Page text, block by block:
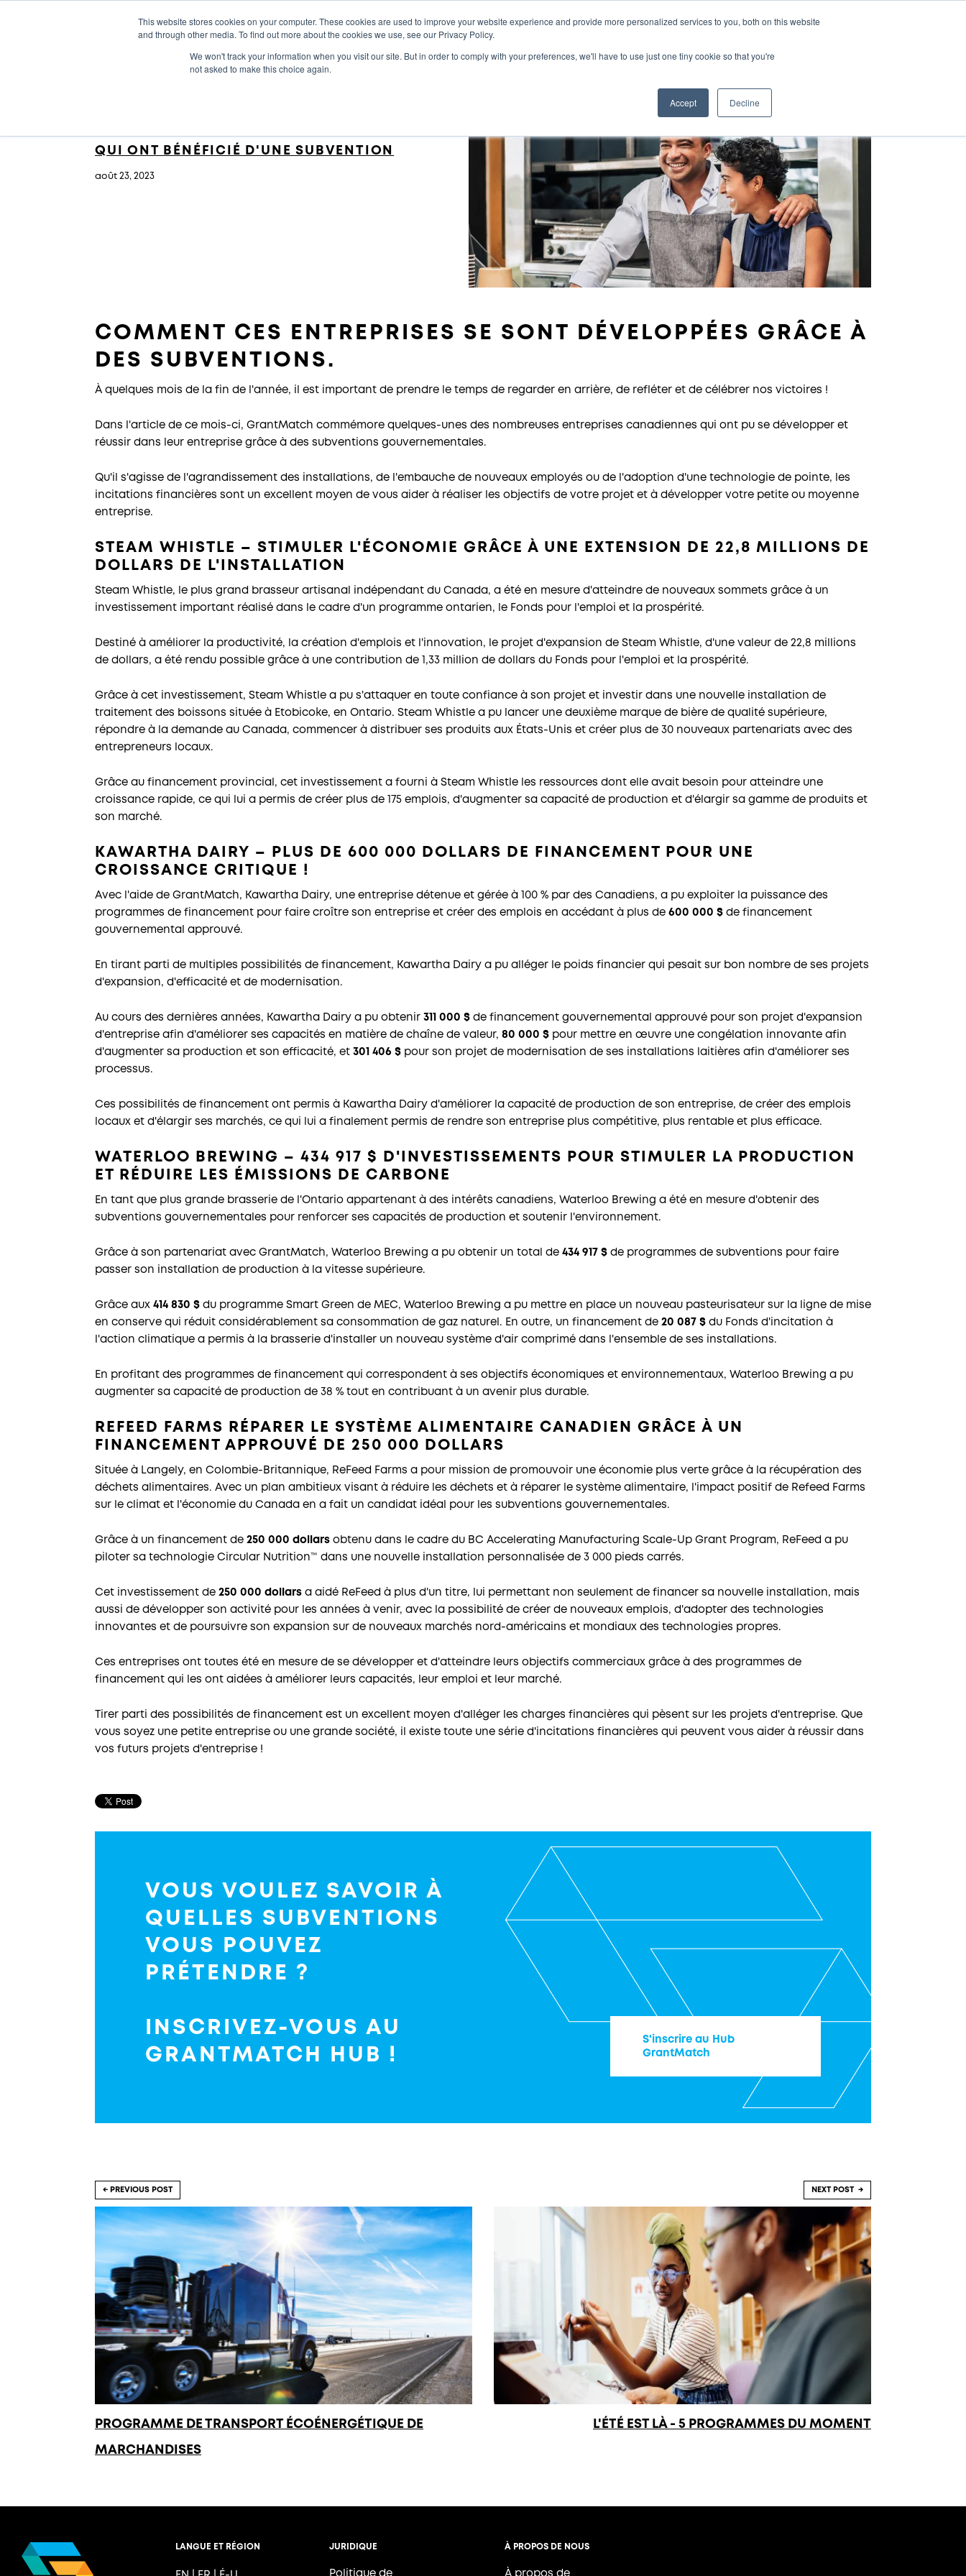
This website stores cookies on your computer. These cookies are used to improve your website experience and provide more personalized services to you, both on this website
and through other media. To find out more about the cookies we use, see our Privacy Policy.
We won't track your information when you visit our site. But in order to comply with your preferences, we'll have to use just one tiny cookie so that you're
not asked to make this choice again.
Accept Decline
Notre expertise Histoires de véritables réussites
QUI ONT BÉNÉFICIÉ D'UNE SUBVENTION
août 23, 2023
COMMENT CES ENTREPRISES SE SONT DÉVELOPPÉES GRÂCE À
DES SUBVENTIONS.
À quelques mois de la fin de l'année, il est important de prendre le temps de regarder en arrière, de refléter et de célébrer nos victoires !
Dans l'article de ce mois-ci, GrantMatch commémore quelques-unes des nombreuses entreprises canadiennes qui ont pu se développer et
réussir dans leur entreprise grâce à des subventions gouvernementales.
Qu'il s'agisse de l'agrandissement des installations, de l'embauche de nouveaux employés ou de l'adoption d'une technologie de pointe, les
incitations financières sont un excellent moyen de vous aider à réaliser les objectifs de votre projet et à développer votre petite ou moyenne
entreprise.
STEAM WHISTLE – STIMULER L'ÉCONOMIE GRÂCE À UNE EXTENSION DE 22,8 MILLIONS DE
DOLLARS DE L'INSTALLATION
Steam Whistle, le plus grand brasseur artisanal indépendant du Canada, a été en mesure d'atteindre de nouveaux sommets grâce à un
investissement important réalisé dans le cadre d'un programme ontarien, le Fonds pour l'emploi et la prospérité.
Destiné à améliorer la productivité, la création d'emplois et l'innovation, le projet d'expansion de Steam Whistle, d'une valeur de 22,8 millions
de dollars, a été rendu possible grâce à une contribution de 1,33 million de dollars du Fonds pour l'emploi et la prospérité.
Grâce à cet investissement, Steam Whistle a pu s'attaquer en toute confiance à son projet et investir dans une nouvelle installation de
traitement des boissons située à Etobicoke, en Ontario. Steam Whistle a pu lancer une deuxième marque de bière de qualité supérieure,
répondre à la demande au Canada, commencer à distribuer ses produits aux États-Unis et créer plus de 30 nouveaux partenariats avec des
entrepreneurs locaux.
Grâce au financement provincial, cet investissement a fourni à Steam Whistle les ressources dont elle avait besoin pour atteindre une
croissance rapide, ce qui lui a permis de créer plus de 175 emplois, d'augmenter sa capacité de production et d'élargir sa gamme de produits et
son marché.
KAWARTHA DAIRY – PLUS DE 600 000 DOLLARS DE FINANCEMENT POUR UNE
CROISSANCE CRITIQUE !
Avec l'aide de GrantMatch, Kawartha Dairy, une entreprise détenue et gérée à 100 % par des Canadiens, a pu exploiter la puissance des
programmes de financement pour faire croître son entreprise et créer des emplois en accédant à plus de 600 000 $ de financement
gouvernemental approuvé.
En tirant parti de multiples possibilités de financement, Kawartha Dairy a pu alléger le poids financier qui pesait sur bon nombre de ses projets
d'expansion, d'efficacité et de modernisation.
Au cours des dernières années, Kawartha Dairy a pu obtenir 311 000 $ de financement gouvernemental approuvé pour son projet d'expansion
d'entreprise afin d'améliorer ses capacités en matière de chaîne de valeur, 80 000 $ pour mettre en œuvre une congélation innovante afin
d'augmenter sa production et son efficacité, et 301 406 $ pour son projet de modernisation de ses installations laitières afin d'améliorer ses
processus.
Ces possibilités de financement ont permis à Kawartha Dairy d'améliorer la capacité de production de son entreprise, de créer des emplois
locaux et d'élargir ses marchés, ce qui lui a finalement permis de rendre son entreprise plus compétitive, plus rentable et plus efficace.
WATERLOO BREWING – 434 917 $ D'INVESTISSEMENTS POUR STIMULER LA PRODUCTION
ET RÉDUIRE LES ÉMISSIONS DE CARBONE
En tant que plus grande brasserie de l'Ontario appartenant à des intérêts canadiens, Waterloo Brewing a été en mesure d'obtenir des
subventions gouvernementales pour renforcer ses capacités de production et soutenir l'environnement.
Grâce à son partenariat avec GrantMatch, Waterloo Brewing a pu obtenir un total de 434 917 $ de programmes de subventions pour faire
passer son installation de production à la vitesse supérieure.
Grâce aux 414 830 $ du programme Smart Green de MEC, Waterloo Brewing a pu mettre en place un nouveau pasteurisateur sur la ligne de mise
en conserve qui réduit considérablement sa consommation de gaz naturel. En outre, un financement de 20 087 $ du Fonds d'incitation à
l'action climatique a permis à la brasserie d'installer un nouveau système d'air comprimé dans l'ensemble de ses installations.
En profitant des programmes de financement qui correspondent à ses objectifs économiques et environnementaux, Waterloo Brewing a pu
augmenter sa capacité de production de 38 % tout en contribuant à un avenir plus durable.
REFEED FARMS RÉPARER LE SYSTÈME ALIMENTAIRE CANADIEN GRÂCE À UN
FINANCEMENT APPROUVÉ DE 250 000 DOLLARS
Située à Langely, en Colombie-Britannique, ReFeed Farms a pour mission de promouvoir une économie plus verte grâce à la récupération des
déchets alimentaires. Avec un plan ambitieux visant à réduire les déchets et à réparer le système alimentaire, l'impact positif de Refeed Farms
sur le climat et l'économie du Canada en a fait un candidat idéal pour les subventions gouvernementales.
Grâce à un financement de 250 000 dollars obtenu dans le cadre du BC Accelerating Manufacturing Scale-Up Grant Program, ReFeed a pu
piloter sa technologie Circular Nutrition™ dans une nouvelle installation personnalisée de 3 000 pieds carrés.
Cet investissement de 250 000 dollars a aidé ReFeed à plus d'un titre, lui permettant non seulement de financer sa nouvelle installation, mais
aussi de développer son activité pour les années à venir, avec la possibilité de créer de nouveaux emplois, d'adopter des technologies
innovantes et de poursuivre son expansion sur de nouveaux marchés nord-américains et mondiaux des technologies propres.
Ces entreprises ont toutes été en mesure de se développer et d'atteindre leurs objectifs commerciaux grâce à des programmes de
financement qui les ont aidées à améliorer leurs capacités, leur emploi et leur marché.
Tirer parti des possibilités de financement est un excellent moyen d'alléger les charges financières qui pèsent sur les projets d'entreprise. Que
vous soyez une petite entreprise ou une grande société, il existe toute une série d'incitations financières qui peuvent vous aider à réussir dans
vos futurs projets d'entreprise !
VOUS VOULEZ SAVOIR À
QUELLES SUBVENTIONS
VOUS POUVEZ
PRÉTENDRE ?
INSCRIVEZ-VOUS AU
GRANTMATCH HUB !
S'inscrire au Hub
GrantMatch
PREVIOUS POST
PROGRAMME DE TRANSPORT ÉCOÉNERGÉTIQUE DE
MARCHANDISES
NEXT POST
L'ÉTÉ EST LÀ - 5 PROGRAMMES DU MOMENT
LANGUE ET RÉGION JURIDIQUE
Politique de
À PROPOS DE NOUS
À propos de